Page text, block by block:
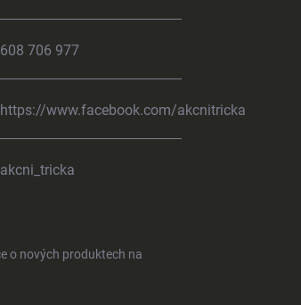
608 706 977
https://www.facebook.com/akcnitricka
akcni_tricka
o nových produktech na